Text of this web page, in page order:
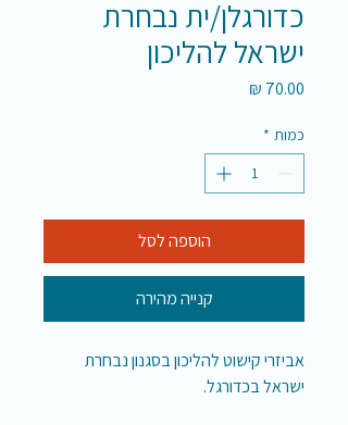
כדורגלן/ית נבחרת
ישראל להליכון
כמות *
הוספה לסל
קנייה מהירה
אביזרי קישוט להליכון בסגנון נבחרת
ישראל בכדורגל.